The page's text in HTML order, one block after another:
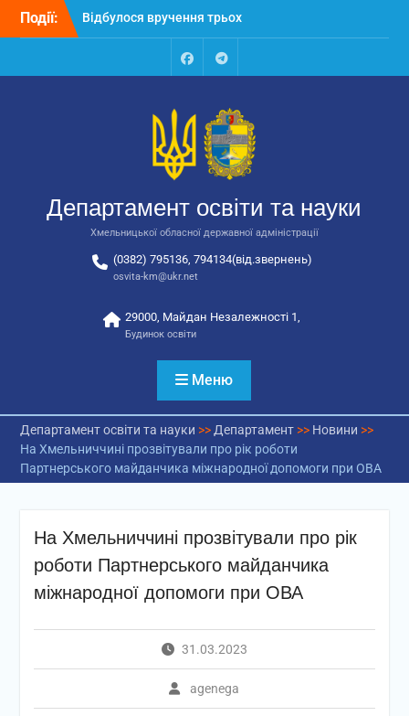
Перейти
Події:
автобусів для потреб
Відбулося засідання
державної адміністрації
Відбулась обласна
відповідальних за
національно-патріотичне
виховання
FacebookTalegram
Департамент освіти та науки
Хмельницької обласної державної адміністрації
(0382) 795136, 794134(від.звернень)
osvita-km@ukr.net
29000, Майдан Незалежності 1,
Будинок освіти
Меню
Департамент освіти та науки >> Департамент>> Новини >>
На Хмельниччині прозвітували про рік роботи
Партнерського майданчика міжнародної допомоги при ОВА
На Хмельниччині прозвітували про рік
роботи Партнерського майданчика
міжнародної допомоги при ОВА
31.03.2023
agenega